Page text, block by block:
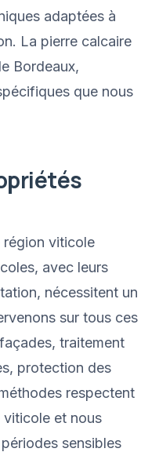
adaptées à
La pierre calcaire
Bordeaux,
que nous
région viticole
avec leurs
nécessitent un
sur tous ces
traitement
protection des
respectent
et nous
sensibles